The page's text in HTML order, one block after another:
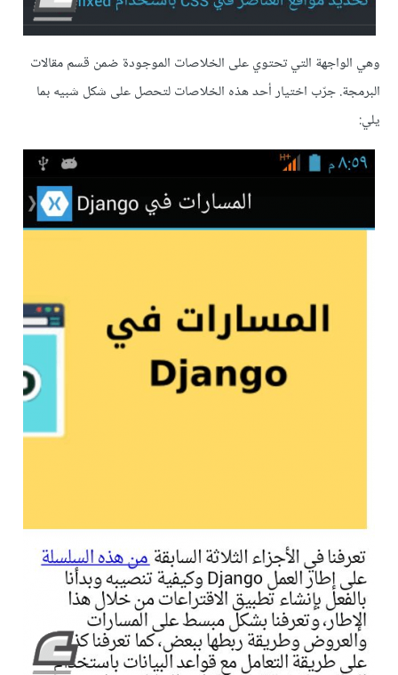
وهي الواجهة التي تحتوي على الخلاصات الموجودة ضمن قسم مقالات
البرمجة. جرّب اختيار أحد هذه الخلاصات لتحصل على شكل شبيه بما
يلي: